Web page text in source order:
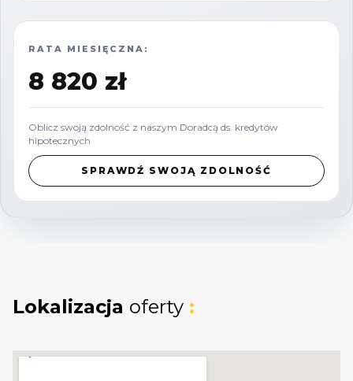
RATA MIESIĘCZNA:
8 820 zł
Oblicz swoją zdolność z naszym Doradcą ds. kredytów
hipotecznych
SPRAWDŹ SWOJĄ ZDOLNOŚĆ
Lokalizacja oferty :